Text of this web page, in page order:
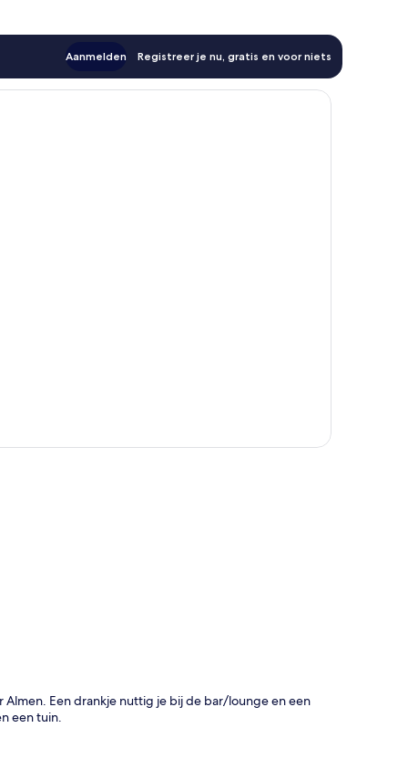
Aanmelden Registreer je nu, gratis en voor niets
Almen. Een drankje nuttig je bij de bar/lounge en een
een tuin.